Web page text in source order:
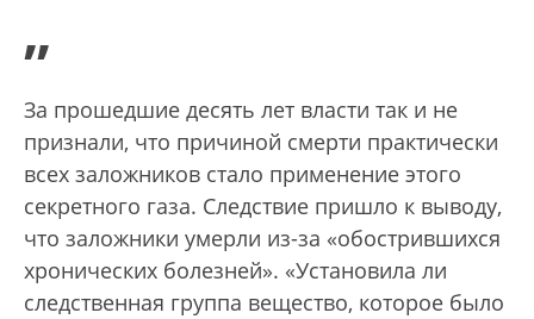
”
За прошедшие десять лет власти так и не
признали, что причиной смерти практически
всех заложников стало применение этого
секретного газа. Следствие пришло к выводу,
что заложники умерли из-за «обострившихся
хронических болезней». «Установила ли
следственная группа вещество, которое было